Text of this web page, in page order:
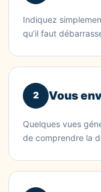
Indiquez
qu’il faut
2 Vous
Quelques vues
de comprendre la